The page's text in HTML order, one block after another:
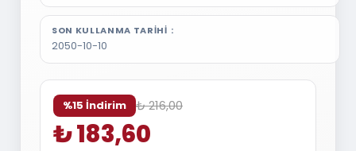
SON KULLANMA TARIHI
2050-10-10
%15 İndirim ₺ 216,00
₺ 183,60